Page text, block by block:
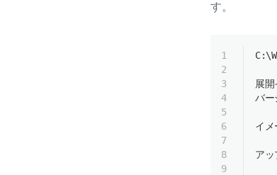
す。
1
2
3
4
5
6
7
8
9
C:\
展
バ
イ
ア